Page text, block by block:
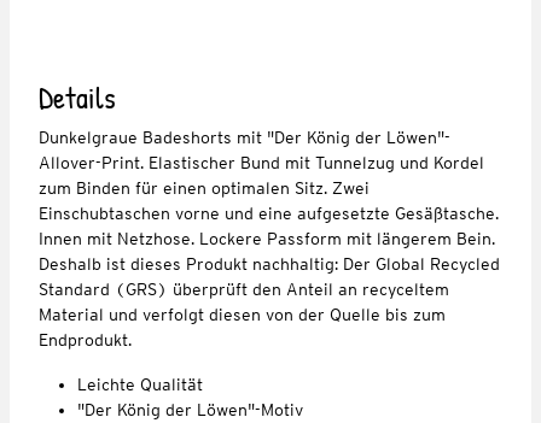
Details
Dunkelgraue Badeshorts mit "Der König der Löwen"-
Allover-Print. Elastischer Bund mit Tunnelzug und Kordel
zum Binden für einen optimalen Sitz. Zwei
Einschubtaschen vorne und eine aufgesetzte Gesäßtasche.
Innen mit Netzhose. Lockere Passform mit längerem Bein.
Deshalb ist dieses Produkt nachhaltig: Der Global Recycled
Standard (GRS) überprüft den Anteil an recyceltem
Material und verfolgt diesen von der Quelle bis zum
Endprodukt.
Leichte Qualität
"Der König der Löwen"-Motiv